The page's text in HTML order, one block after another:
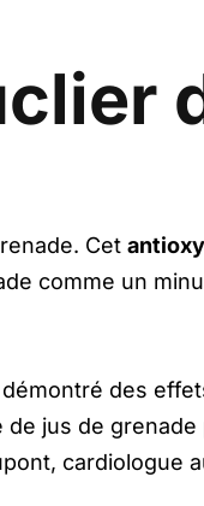
Cet
comme un
des
jus de
cardiologue